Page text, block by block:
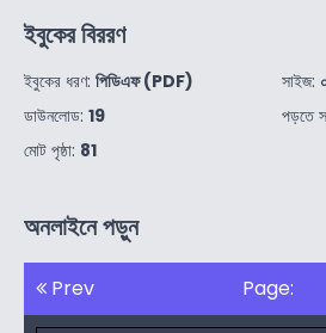
ইবুকের বিররণ
ইবুকের ধরণ: পিডিএফ (PDF)
ডাউনলোড: 19
মোট পৃষ্ঠা: 81
সাইজ:
পড়তে
অনলাইনে পড়ুন
Prev Page: